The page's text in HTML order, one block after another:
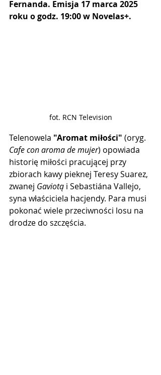
Fernanda. Emisja 17 marca 2025
roku o godz. 19:00 w Novelas+.
fot. RCN Television
Telenowela "Aromat miłości" (oryg.
Cafe con aroma de mujer) opowiada
historię miłości pracującej przy
zbiorach kawy pieknej Teresy Suarez,
zwanej Gaviotą i Sebastiána Vallejo,
syna właściciela hacjendy. Para musi
pokonać wiele przeciwności losu na
drodze do szczęścia.